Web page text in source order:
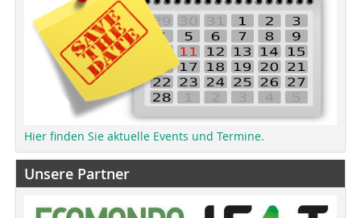
Hier finden Sie aktuelle Events und Termine.
Unsere Partner